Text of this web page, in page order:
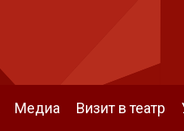
Медиа Визит в театр